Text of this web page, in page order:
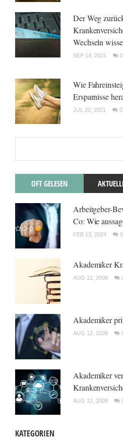
Der Weg
Wechseln
SEP 14, 2021 0
Wie
Ersparnisse
JUL 20, 2021 0
OFT GELESEN
Arbeitgeber-
Co: Wie
FEB 13, 2024 0
Akademiker
AUG 12, 2008
Akademiker
AUG 12, 2008
Akademiker
AUG 12, 2008
KATEGORIEN